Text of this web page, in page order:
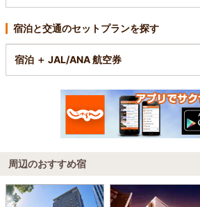
宿泊と交通のセットプランを探す
宿泊 ＋ JAL/ANA 航空券
周辺のおすすめ宿